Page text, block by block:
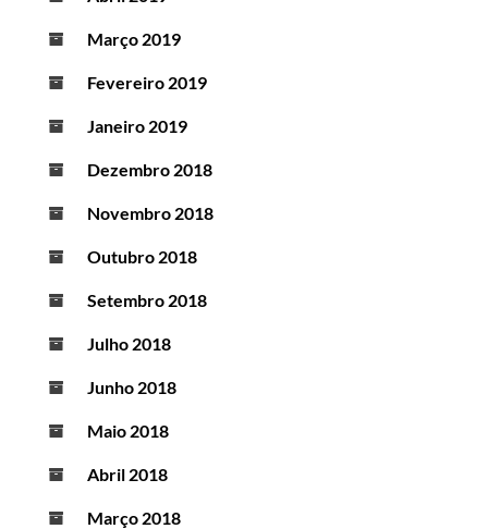
Março 2019
Fevereiro 2019
Janeiro 2019
Dezembro 2018
Novembro 2018
Outubro 2018
Setembro 2018
Julho 2018
Junho 2018
Maio 2018
Abril 2018
Março 2018